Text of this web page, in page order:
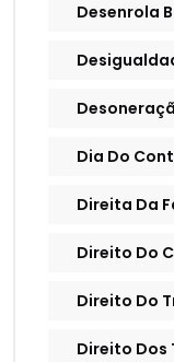
Desenrola
Dia Do
Direita Da
Direito Do
Direito Do
Direito Dos